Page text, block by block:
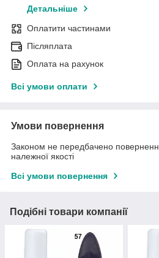
Детальніше
Оплатити частинами
Післяплата
Оплата на рахунок
Всі умови оплати
Умови повернення
Законом не передбачено
належної якості
Всі умови повернення
Подібні товари компанії